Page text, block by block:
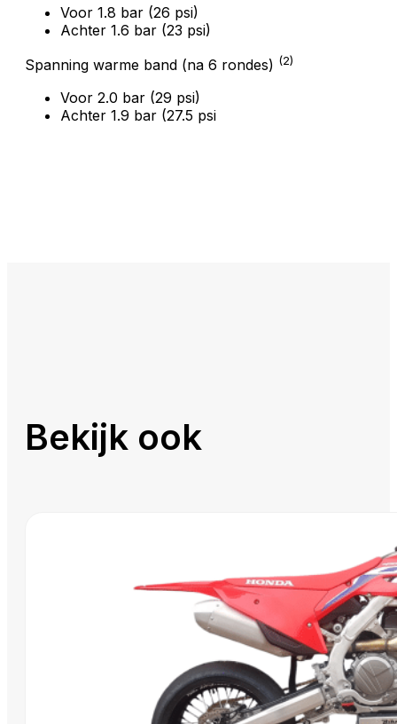
Voor 1.8 bar (26 psi)
Achter 1.6 bar (23 psi)
Spanning warme band (na 6 rondes) (2)
Voor 2.0 bar (29 psi)
Achter 1.9 bar (27.5 psi
Bekijk ook